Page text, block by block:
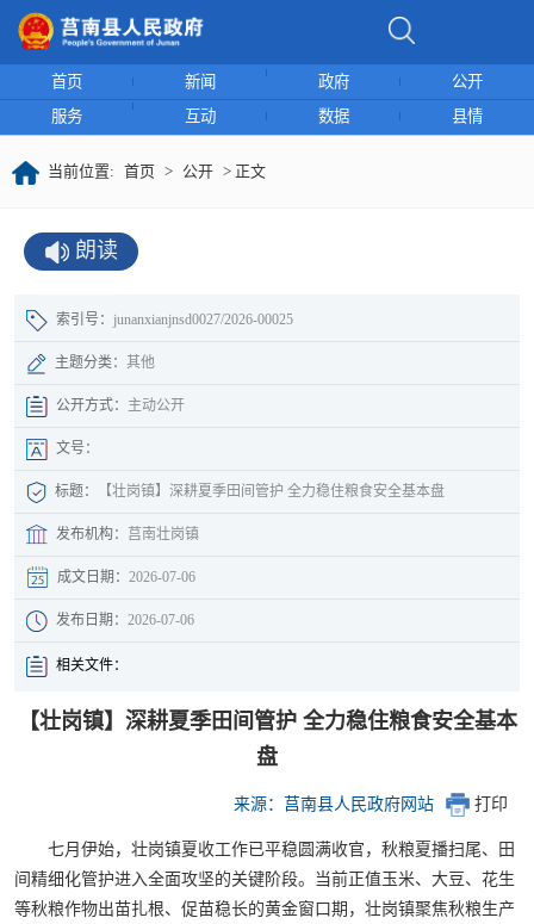
首页 新闻 政府
公开
服务
互动 数据 县情
当前位置: 首页 > 公开 > 正文
朗读
索引号： junanxianjnsd0027/2026-00025
主题分类： 其他
公开方式： 主动公开
文号：
标题： 【壮岗镇】深耕夏季田间管护 全力稳住粮食安全基本盘
发布机构： 莒南壮岗镇
成文日期： 2026-07-06
发布日期： 2026-07-06
相关文件：
【壮岗镇】深耕夏季田间管护 全力稳住粮食安全基本
盘
来源：莒南县人民政府网站 打印
七月伊始，壮岗镇夏收工作已平稳圆满收官，秋粮夏播扫尾、田
间精细化管护进入全面攻坚的关键阶段。当前正值玉米、大豆、花生
等秋粮作物出苗扎根、促苗稳长的黄金窗口期，壮岗镇聚焦秋粮生产